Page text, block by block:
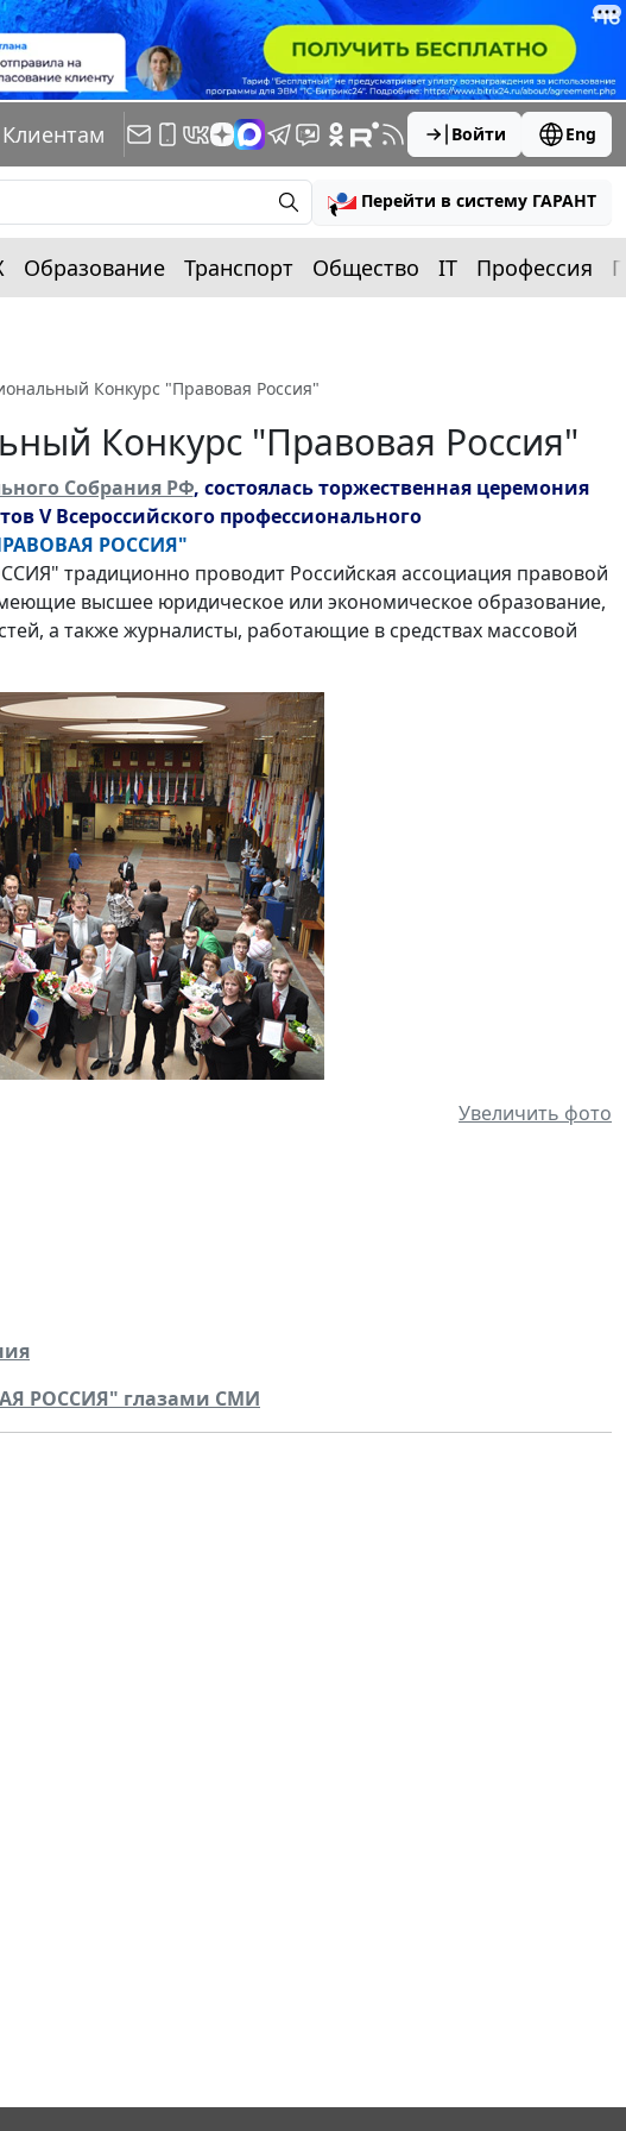
Клиентам Войти Eng
Перейти в систему ГАРАНТ
Образование Транспорт Общество IT Профессия
Конкурс "Правовая Россия"
Конкурс "Правовая Россия"
Собрания РФ, состоялась торжественная церемония
V Всероссийского профессионального
РОССИЯ"
традиционно проводит Российская ассоциация правовой
высшее юридическое или экономическое образование,
а также журналисты, работающие в средствах массовой
Увеличить фото
РОССИЯ" глазами СМИ